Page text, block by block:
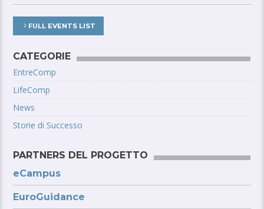
FULL EVENTS LIST
CATEGORIE
EntreComp
LifeComp
News
Storie di Successo
PARTNERS DEL PROGETTO
eCampus
EuroGuidance